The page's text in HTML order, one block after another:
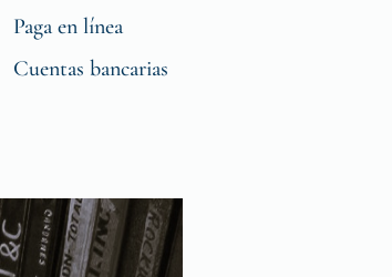
Paga en línea
Cuentas bancarias